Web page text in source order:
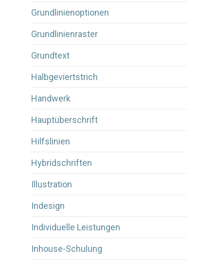
Grundlinienoptionen
Grundlinienraster
Grundtext
Halbgeviertstrich
Handwerk
Hauptüberschrift
Hilfslinien
Hybridschriften
Illustration
Indesign
Individuelle Leistungen
Inhouse-Schulung